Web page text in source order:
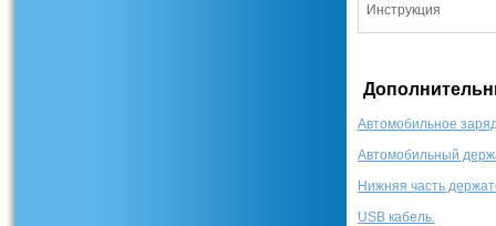
Инструкция
Автомобильное
Автомобильный
Нижняя часть
USB кабель.